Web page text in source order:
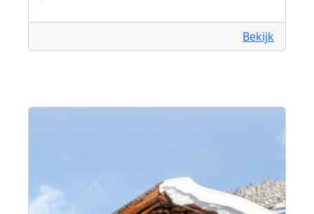
Bekijk